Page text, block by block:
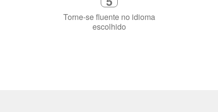
Fique combinado com um instrutor
de idioma nativo e certificado em
sua cidade (ou online)